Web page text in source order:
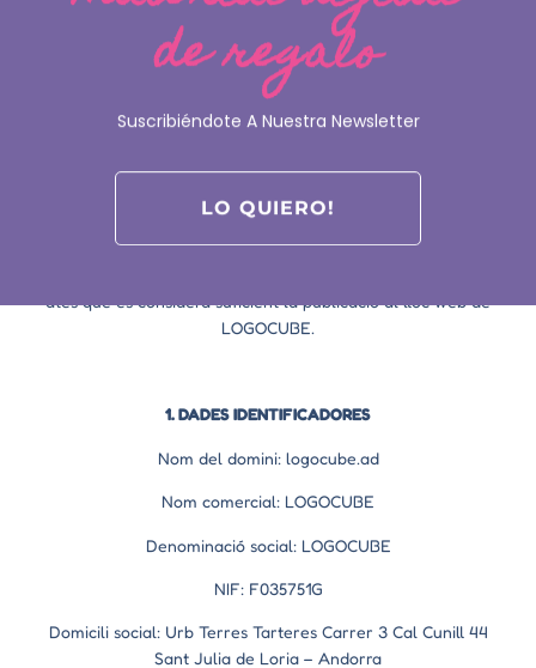
tots els usuaris del lloc web sobre quines són les condicions
d’ús.
Qualsevol persona que accedeixi a aquest lloc web assumeix
el paper d’usuari i es compromet a l’observança i compliment
qualsevol altra disposició legal s’hi apliqui.
LOGOCUBE es reserva el dret de modificar qualsevol tipus
d’informació que pugui aparèixer al lloc web, sense l’obligació
atès que es considera suficient la publicació al lloc web de
LOGOCUBE.
1. DADES IDENTIFICADORES
Nom del domini: logocube.ad
Nom comercial: LOGOCUBE
Denominació social: LOGOCUBE
NIF: F035751G
Domicili social: Urb Terres Tarteres Carrer 3 Cal Cunill 44
Sant Julia de Loria – Andorra
de regalo
Suscribiéndote A Nuestra Newsletter
LO QUIERO!